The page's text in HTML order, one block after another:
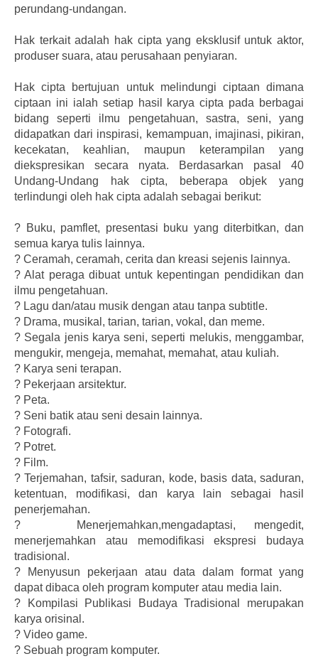
perundang-undangan.
Hak terkait adalah hak cipta yang eksklusif untuk aktor,
produser suara, atau perusahaan penyiaran.
Hak cipta bertujuan untuk melindungi ciptaan dimana
ciptaan ini ialah setiap hasil karya cipta pada berbagai
bidang seperti ilmu pengetahuan, sastra, seni, yang
didapatkan dari inspirasi, kemampuan, imajinasi, pikiran,
kecekatan, keahlian, maupun keterampilan yang
diekspresikan secara nyata. Berdasarkan pasal 40
Undang-Undang hak cipta, beberapa objek yang
terlindungi oleh hak cipta adalah sebagai berikut:
? Buku, pamflet, presentasi buku yang diterbitkan, dan
semua karya tulis lainnya.
? Ceramah, ceramah, cerita dan kreasi sejenis lainnya.
? Alat peraga dibuat untuk kepentingan pendidikan dan
ilmu pengetahuan.
? Lagu dan/atau musik dengan atau tanpa subtitle.
? Drama, musikal, tarian, tarian, vokal, dan meme.
? Segala jenis karya seni, seperti melukis, menggambar,
mengukir, mengeja, memahat, memahat, atau kuliah.
? Karya seni terapan.
? Pekerjaan arsitektur.
? Peta.
? Seni batik atau seni desain lainnya.
? Fotografi.
? Potret.
? Film.
? Terjemahan, tafsir, saduran, kode, basis data, saduran,
ketentuan, modifikasi, dan karya lain sebagai hasil
penerjemahan.
?
Menerjemahkan,mengadaptasi, mengedit,
menerjemahkan atau memodifikasi ekspresi budaya
tradisional.
?
Menyusun pekerjaan atau data dalam format yang
dapat dibaca oleh program komputer atau media lain.
?
Kompilasi Publikasi Budaya Tradisional merupakan
karya orisinal.
? Video game.
? Sebuah program komputer.